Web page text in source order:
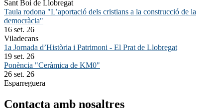
Sant Boi de Llobregat
Taula rodona "L’aportació dels cristians a la construcció de la
democràcia"
16 set. 26
Viladecans
1a Jornada d’Història i Patrimoni - El Prat de Llobregat
19 set. 26
Ponència "Ceràmica de KM0"
26 set. 26
Esparreguera
Contacta amb nosaltres